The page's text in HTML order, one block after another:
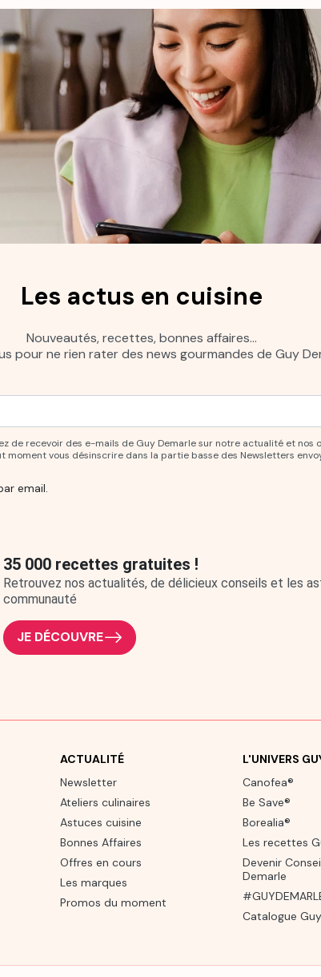
Les actus en cuisine
Nouveautés, recettes, bonnes affaires…
pour ne rien rater des news gourmandes de Guy
à notre newsletter.
de recevoir des e-mails de Guy Demarle sur notre actualité et nos
moment vous désinscrire dans la partie basse des Newsletters
email.
35 000 recettes gratuites !
Retrouvez nos actualités, de délicieux conseils et les
communauté
JE DÉCOUVRE
ACTUALITÉ
Newsletter
Ateliers culinaires
Astuces cuisine
Bonnes Affaires
Offres en cours
Les marques
Promos du moment
L'UNIVERS
Canofea®
Be Save®
Borealia®
Les recettes
Devenir
Demarle
Catalogue